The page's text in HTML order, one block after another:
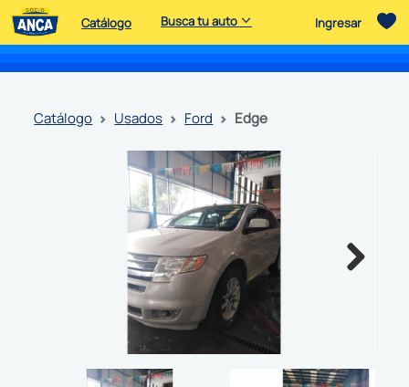
Catálogo Busca tu auto Ingresar
catálogo usados ford edge